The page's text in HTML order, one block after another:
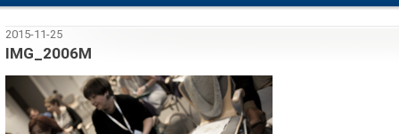
2015-11-25
IMG_2006M